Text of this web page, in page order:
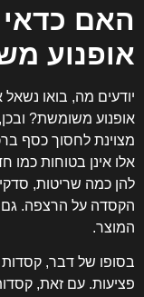
האם
אופנוע
יודעים מה, בואו
אופנוע משומשת?
מצוינת לחסוך כסף
אלו אינן בטוחות כמו
להן כמה שריטות,
הקסדה על הרצפה. גם
המוצר.
בסופו של דבר,
פציעות. עם זאת,